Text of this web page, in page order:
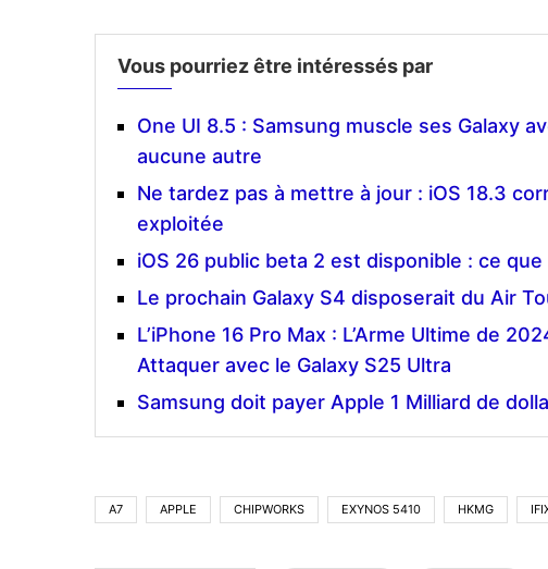
Vous pourriez être intéressés par
One UI 8.5 : Samsung muscle ses Galaxy
aucune autre
Ne tardez pas à mettre à jour : iOS 18.3
exploitée
iOS 26 public beta 2 est disponible : ce
Le prochain Galaxy S4 disposerait du Air
L’iPhone 16 Pro Max : L’Arme Ultime de
Attaquer avec le Galaxy S25 Ultra
Samsung doit payer Apple 1 Milliard de
A7 APPLE CHIPWORKS EXYNOS 5410 HKMG